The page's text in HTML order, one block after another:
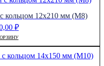
кольцом 12х210 мм (М8)
₽